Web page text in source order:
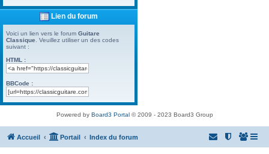
Lien du forum
Voici un lien vers le forum Guitare
Classique . Veuillez utiliser un des codes
suivant :
HTML :
BBCode :
Powered by Board3 Portal© 2009 - 2023 Board3 Group
Accueil Portail Index du forum